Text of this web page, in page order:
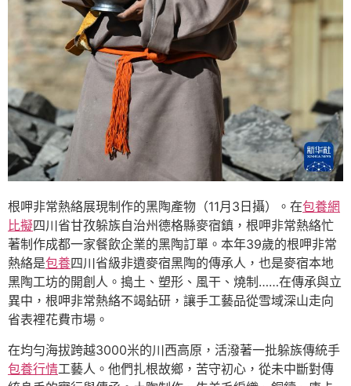
根呷非常熱絡展現制作的黑陶產物（11月3日攝）。在包養網
比擬四川省甘孜躲族自治州德格縣麥宿鎮，根呷非常熱絡忙
著制作成都一家餐飲企業的黑陶訂單。本年39歲的根呷非常
熱絡是包養四川省級非遺麥宿黑陶的傳承人，也是麥宿本地
黑陶工坊的開創人。搗土、塑形、風干、燒制……在傳承與立
異中，根呷非常熱絡不竭鉆研，讓手工藝品從雪域深山走向
省表裡花費市場。
在均勻海拔跨越3000米的川西高原，活潑著一批躲族傳統手
包養行情工藝人。他們扎根故鄉，苦守初心，從未中斷對傳